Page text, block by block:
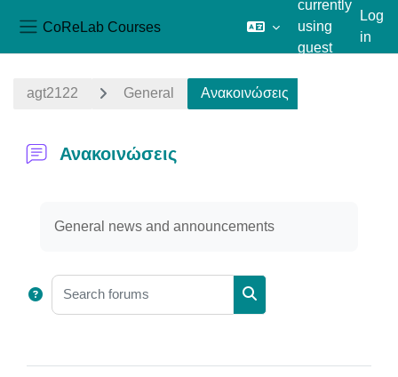
CoReLab Courses
currently
using
guest
Log
in
agt2122 General Ανακοινώσεις
Ανακοινώσεις
General news and announcements
Search forums
Search forums